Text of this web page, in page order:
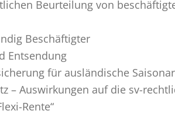
Beurteilung von
Beschäftigter
Entsendung
für ausländische
– Auswirkungen auf die sv-
Rente“